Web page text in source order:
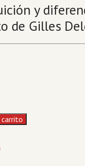
y
de Gilles
carrito